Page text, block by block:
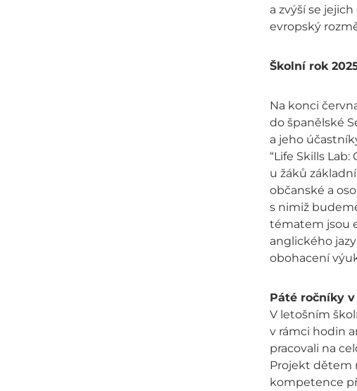
a zvýší se
evropský
Školní rok
Na konci
do španělské
a jeho
“Life Skills
u žáků
občanské a
s nimiž
tématem jsou
anglického
obohacení
Páté ročníky
V letošním
v rámci hodin
pracovali na
Projekt dětem
kompetence